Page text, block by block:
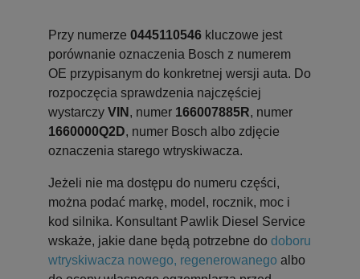
Przy numerze 0445110546 kluczowe jest
porównanie oznaczenia Bosch z numerem
OE przypisanym do konkretnej wersji auta. Do
rozpoczęcia sprawdzenia najczęściej
wystarczy VIN , numer 166007885R, numer
1660000Q2D, numer Bosch albo zdjęcie
oznaczenia starego wtryskiwacza.
Jeżeli nie ma dostępu do numeru części,
można podać markę, model, rocznik, moc i
kod silnika. Konsultant Pawlik Diesel Service
wskaże, jakie dane będą potrzebne do doboru
wtryskiwacza nowego, regenerowanego albo